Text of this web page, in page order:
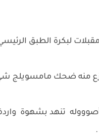
لبكرة الطبق
منه ضحك مامسويلج
تنهد بشهوة